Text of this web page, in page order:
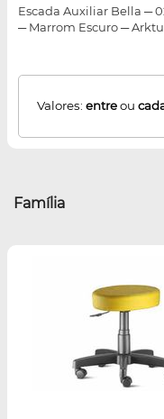
Escada Auxiliar Bella ─
─ Marrom Escuro ─
Valores: entreou
Família